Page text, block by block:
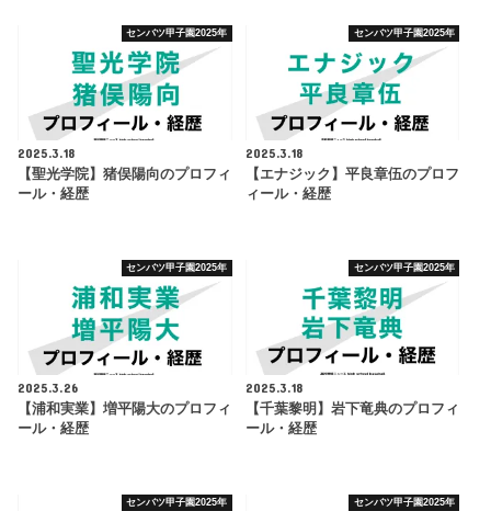
センバツ甲子園2025年
2025.3.18
【聖光学院】猪俣陽向のプロフィ
ール・経歴
センバツ甲子園2025年
2025.3.18
【エナジック】平良章伍のプロフ
ィール・経歴
センバツ甲子園2025年
2025.3.26
【浦和実業】増平陽大のプロフィ
ール・経歴
センバツ甲子園2025年
2025.3.18
【千葉黎明】岩下竜典のプロフィ
ール・経歴
センバツ甲子園2025年 センバツ甲子園2025年